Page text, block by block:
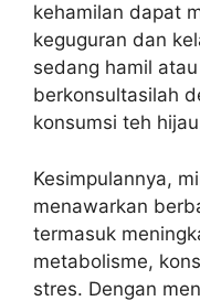
kehamilan dapat
keguguran dan
sedang hamil
berkonsultasilah
konsumsi teh
Kesimpulannya,
menawarkan
termasuk
metabolisme,
stres. Dengan